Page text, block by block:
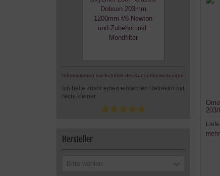
Informationen zur Echtheit der Kundenbewertungen
Ich hatte zuvor einen einfachen Refraktor mit
recht kleiner
Hersteller
Bitte wählen